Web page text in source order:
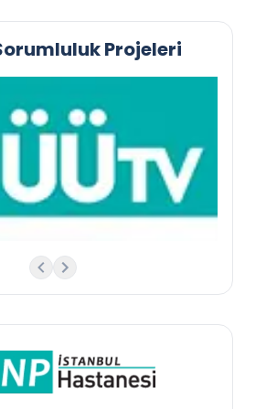
Projeleri